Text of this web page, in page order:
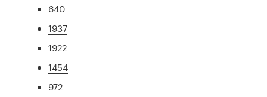
640
1937
1922
1454
972